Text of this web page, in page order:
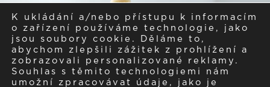
K ukládání a/nebo přístupu k informacím
o zařízení používáme technologie, jako
jsou soubory cookie. Děláme to,
abychom zlepšili zážitek z prohlížení a
zobrazovali personalizované reklamy.
Souhlas s těmito technologiemi nám
umožní zpracovávat údaje, jako je